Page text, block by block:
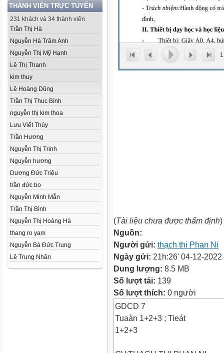
THÀNH VIÊN TRỰC TUYẾN
231 khách và 34 thành viên
Trần Thị Hà
Nguyễn Hà Trâm Anh
Nguyễn Thị Mỹ Hạnh
Lê Thị Thanh
kim thuy
Lê Hoàng Dũng
Trần Thị Thuc Bính
nguyễn thị kim thoa
Lưu Viết Thủy
Trần Hương
Nguyễn Thị Trinh
Nguyễn hương
Dương Đức Triệu
trần đức bo
Nguyễn Minh Mẫn
Trần Thị Bình
Nguyễn Thị Hoàng Hà
thang ro yam
Nguyễn Bá Đức Trung
Lê Trung Nhân
1
(Tài liệu chưa được thẩm định)
Nguồn:
Người gửi: thạch thi Phan Ni
Ngày gửi: 21h:26' 04-12-2022
Dung lượng: 8.5 MB
Số lượt tải: 139
Số lượt thích: 0 người
GDCD 7
Tuaàn 1+2+3 ; Tieát
1+2+3